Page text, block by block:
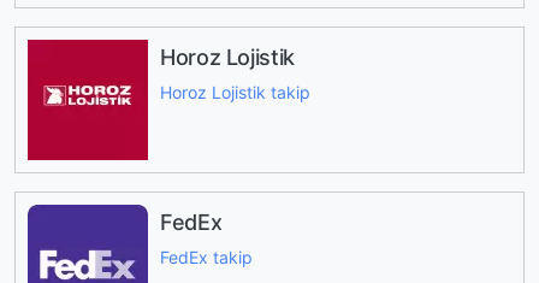
Horoz Lojistik
Horoz Lojistik takip
FedEx
FedEx takip